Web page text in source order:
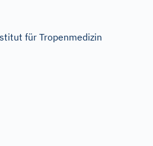
für Tropenmedizin